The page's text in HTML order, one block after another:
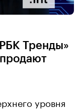
Тренды»
уровня